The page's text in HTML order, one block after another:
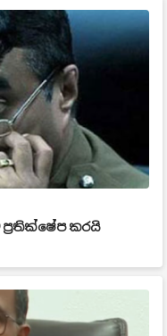
කරයි